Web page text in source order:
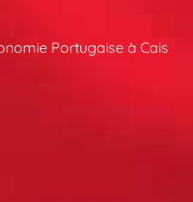
Portugaise à Cais